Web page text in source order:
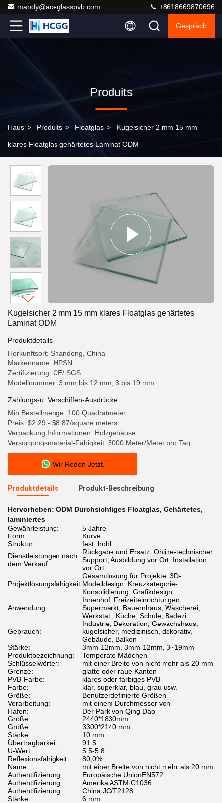
mandy@aceglasspvb.com +8618669870696
Gespräch
Produits
Haus > Produits > Floatglas > Kugelsicher 2 mm 15 mm
klares Floatglas gehärtetes Laminat ODM
Kugelsicher 2 mm 15 mm klares Floatglas gehärtetes
Laminat ODM
Produktdetails
Herkunftsort: Shandong, China
Markenname: HPSN
Zertifizierung: CE/ SGS
Modellnummer: 3 mm bis 12 mm, 3 bis 19 mm
Zahlungs-u. Verschiffen-Ausdrücke
Min Bestellmenge: 100 Quadratmeter
Preis: $2.29 - $8.87/square meters
Verpackung Informationen: Holzgehäuse
Versorgungsmaterial-Fähigkeit: 5000 Meter/Meter pro Tag
Wir Reden Jetzt.
Produktdetails Produkt-Beschreibung
Hervorheben: ODM Durchsichtiges Floatglas, Gehärtetes,
laminiertes
Gewährleistung:
5 Jahre
Form:
Kurve
Struktur:
fest, hohl
Dienstleistungen nach
dem Verkauf:
Rückgabe und Ersatz, Online-technischer
Support, Ausbildung vor Ort, Installation
vor Ort
Projektlösungsfähigkeit:
Gesamtlösung für Projekte, 3D-
Modelldesign, Kreuzkategorie-
Konsolidierung, Grafikdesign
Anwendung:
Innenhof, Freizeiteinrichtungen,
Supermarkt, Bauernhaus, Wäscherei,
Werkstatt, Küche, Schule, Badezi
Gebrauch:
Industrie, Dekoration, Gewächshaus,
kugelsicher, medizinisch, dekorativ,
Gebäude, Balkon
Stärke:
3mm-12mm, 3mm-12mm, 3~19mm
Produktbezeichnung:
Temperate Mädchen
Schlüsselwörter:
mit einer Breite von nicht mehr als 20 mm
Grenze:
glatte oder raue Kanten
PVB-Farbe:
klares oder farbiges PVB
Farbe:
klar, superklar, blau, grau usw.
Größe:
Benutzerdefinierte Größen
Verarbeitung:
mit einem Durchmesser von
Hafen:
Der Park von Qing Dao
Größe:
2440*1830mm
Größe:
3300*2140 mm
Stärke:
10 mm
Übertragbarkeit:
91.5
U-Wert:
5.5-5.8
Reflexionsfähigkeit:
80,0%
Name:
mit einer Breite von nicht mehr als 20 mm
Authentifizierung:
Europäische UnionEN572
Authentifizierung:
Amerika ASTM C1036
Authentifizierung:
China JC/T2128
Stärke:
6 mm